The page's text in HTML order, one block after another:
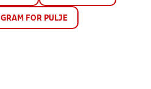
FOR PULJE